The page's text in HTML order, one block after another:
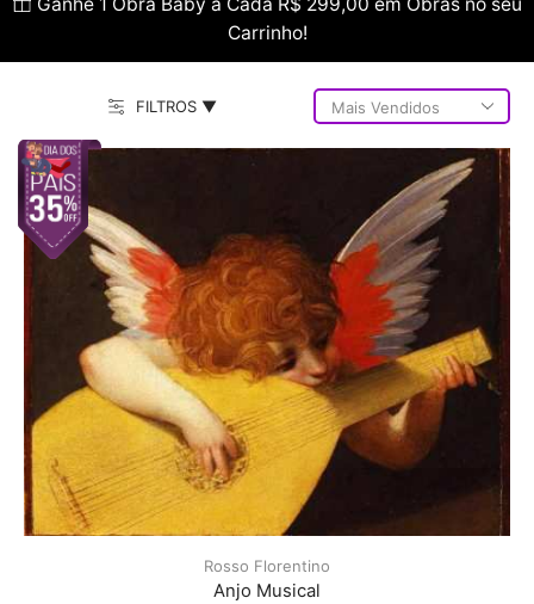
Carrinho!
FILTROS ▼
Rosso Florentino
Anjo Musical